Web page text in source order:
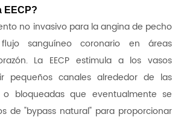
EECP?
no invasivo para la angina de pecho
sanguíneo coronario en áreas
La EECP estimula a los vasos
pequeños canales alrededor de las
o bloqueadas que eventualmente se
de "bypass natural" para proporcionar